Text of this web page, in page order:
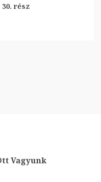
rész
Vagyunk